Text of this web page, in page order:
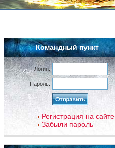
Командный пункт
Логин:
Пароль:
Регистрация на сайте
Забыли пароль